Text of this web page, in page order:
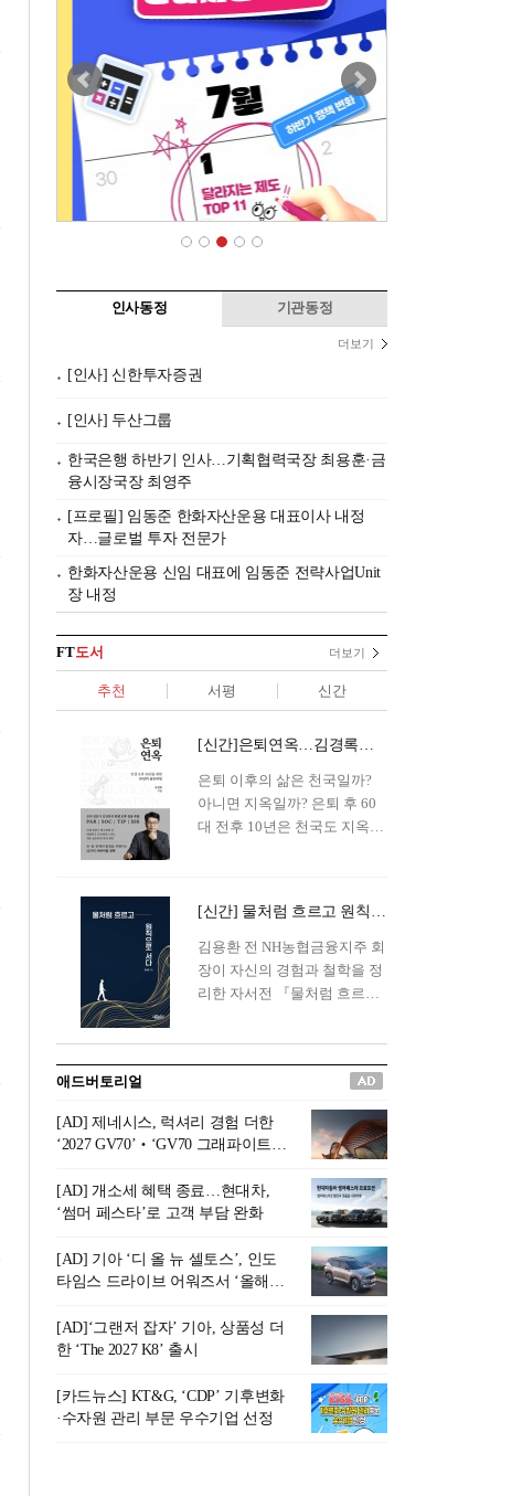
인사동정 기관동정
더보기
[인사] 신한투자증권
[인사] 두산그룹
한국은행 하반기 인사…기획협력국장 최용훈·금
융시장국장 최영주
[프로필] 임동준 한화자산운용 대표이사 내정
자…글로벌 투자 전문가
한화자산운용 신임 대표에 임동준 전략사업Unit
장 내정
FT도서 더보기
추천 서평 신간
[신간]은퇴연옥…김경록의 은퇴 후 삶의 나침반
은퇴 이후의 삶은 천국일까?
아니면 지옥일까? 은퇴 후 60
대 전후 10년은 천국도 지옥도
은퇴 설계를 가이드해 온 김경
록 옵투스자산운용의 고문이
신간 『은퇴연옥』을 내놓았
다.단테는 지옥을 '모든 희망을
록 고문은 새로운 시각을 제시
0년의 과도기는 지옥이 아니라
정화와 성장의 공간인 ‘은퇴연
옥(Purgatory)’이라는 것이다.
연옥은 고통스럽지만 끝이 있
으며, 준비를 통해 천국으로 나
아갈 수 있는 희망의 장소라고
말한
[신간] 물처럼 흐르고 원칙으로 서다…김용환의 통찰을 담다
김용환 전 NH농협금융지주 회
장이 자신의 경험과 철학을 정
리한 자서전 『물처럼 흐르고
통 관료 출신으로 한국 금융의
주요 변곡점마다 중요한 역할
을 하고 금융 경영인으로서 큰
족적을 남긴 김 전 회장이 후배
세대에게 전하는 삶의 조언을
담은 인생 노트다.『물처럼 흐
르고 원칙으로 서다』는 단순
한 자서전을 넘어, 실패를 두려
워하지 않는 용기와 자신에 대
한 믿음이 어떻게 삶을 풍요롭
게 만드는지를 보여주는 지혜
의 보고로 평가된다.김용환 전
회장은 “인생의 목표가 크더라
도 조급해하지 말고 작은 것부
터 하나 하나 성취해 나가
라”고 조언한다. 뼈아픈 실패
조차 성공의 뼈대가 된다는 긍
애드버토리얼
[AD] 제네시스, 럭셔리 경험 더한
‘2027 GV70’‧‘GV70 그래파이트’
[AD] 개소세 혜택 종료…현대차,
‘썸머 페스타’로 고객 부담 완화
[AD] 기아 ‘디 올 뉴 셀토스’, 인도
타임스 드라이브 어워즈서 ‘올해의
[AD]‘그랜저 잡자’ 기아, 상품성 더
한 ‘The 2027 K8’ 출시
[카드뉴스] KT&G, ‘CDP’ 기후변화
·수자원 관리 부문 우수기업 선정